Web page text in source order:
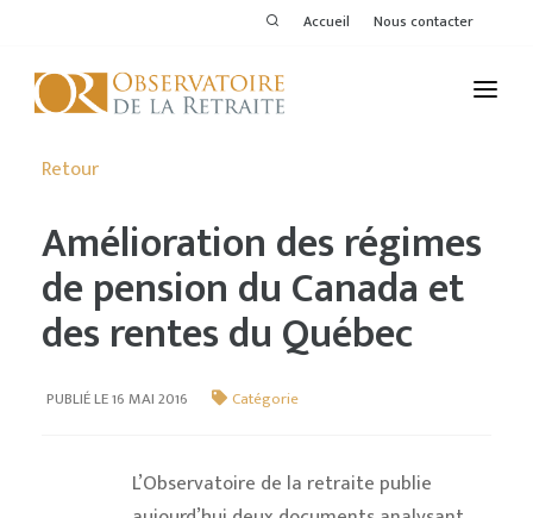
Accueil Nous contacter
ACTIVITÉS
THÉMATIQUES
VOIR LE DERNIER BULLETIN
Retour
Amélioration des régimes
de pension du Canada et
des rentes du Québec
PUBLIÉ LE 16 MAI 2016 Catégorie
L’Observatoire de la retraite publie